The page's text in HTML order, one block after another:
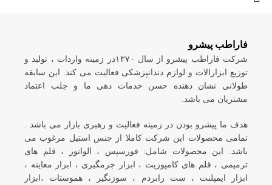
فاراطب پیشرو
شرکت فاراطب پیشرو از سال ۱۳۷۰در زمینه واردات ، تولید و
توزیع ابزارالات و لوازم دندانپزشکی فعالیت می کند. این سابقه
طولانی نشان دهنده حسن خدمات دهی ما و جلب اعتماد
مشتریان می باشد.
هدف ما پیشرو بودن در زمینه فعالیت و رهبری بازار می باشد .
تمامی محصولات این شرکت کاملا از جنس استیل مرغوب می
باشد. این محصولات شامل: فورسپس ، الواتور ، قلم های
ترمیمی ، قلم های کامپوزیت ، ابزار جرمگیری ، ابزار معاینه ،
ابزار ایمپلنت ، ست رابردم ، سوزنگیر ، هموستات ،ابزار